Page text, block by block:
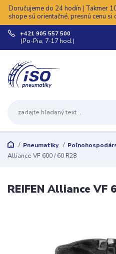
Doručujeme do 24 hodín | Takmer
shope sú orientačné, presnú cenu
+421 905 557 500
(Po-Pia, 7-17 hod.)
Pneumatiky
Alliance VF 600 / 60 R28
REIFEN Alliance VF